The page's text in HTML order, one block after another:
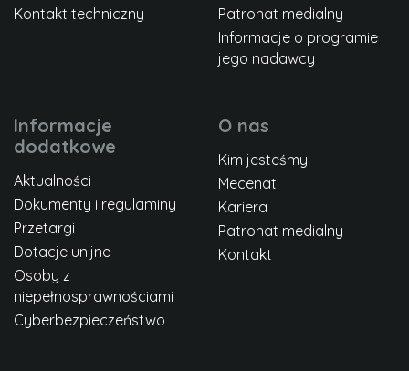
Kontakt techniczny
Patronat medialny
Informacje o programie i
jego nadawcy
Informacje
dodatkowe
Aktualności
Dokumenty i regulaminy
Przetargi
Dotacje unijne
Osoby z
niepełnosprawnościami
Cyberbezpieczeństwo
O nas
Kim jesteśmy
Mecenat
Kariera
Patronat medialny
Kontakt